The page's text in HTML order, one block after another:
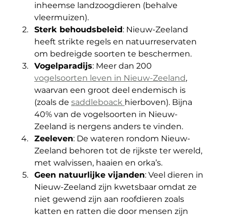
inheemse landzoogdieren (behalve
vleermuizen).
Sterk behoudsbeleid: Nieuw-Zeeland
heeft strikte regels en natuurreservaten
om bedreigde soorten te beschermen.
Vogelparadijs: Meer dan 200
vogelsoorten leven in Nieuw-Zeeland,
waarvan een groot deel endemisch is
(zoals de saddleboack hierboven). Bijna
40% van de vogelsoorten in Nieuw-
Zeeland is nergens anders te vinden.
Zeeleven: De wateren rondom Nieuw-
Zeeland behoren tot de rijkste ter wereld,
met walvissen, haaien en orka’s.
Geen natuurlijke vijanden: Veel dieren in
Nieuw-Zeeland zijn kwetsbaar omdat ze
niet gewend zijn aan roofdieren zoals
katten en ratten die door mensen zijn